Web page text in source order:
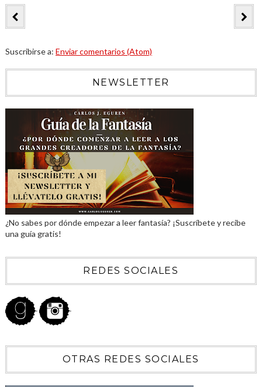
Suscribirse a: Enviar comentarios (Atom)
NEWSLETTER
¿No sabes por dónde empezar a leer fantasía? ¡Suscríbete y recibe
una guía gratis!
REDES SOCIALES
OTRAS REDES SOCIALES